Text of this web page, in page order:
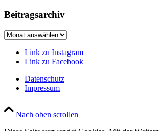
Beitragsarchiv
Beitragsarchiv
Link zu Instagram
Link zu Facebook
Datenschutz
Impressum
Nach oben scrollen